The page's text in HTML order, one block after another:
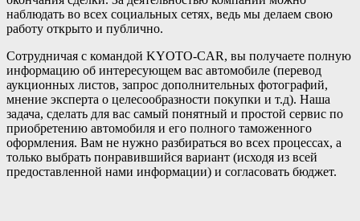
наблюдать во всех социальных сетях, ведь мы делаем свою
работу открыто и публично.
Сотрудничая с командой KYOTO-CAR, вы получаете полную
информацию об интересующем вас автомобиле (перевод
аукционных листов, запрос дополнительных фотографий,
мнение эксперта о целесообразности покупки и т.д). Наша
задача, сделать для вас самый понятный и простой сервис по
приобретению автомобиля и его полного таможенного
оформления. Вам не нужно разбираться во всех процессах, а
только выбрать понравившийся вариант (исходя из всей
предоставленной нами информации) и согласовать бюджет.